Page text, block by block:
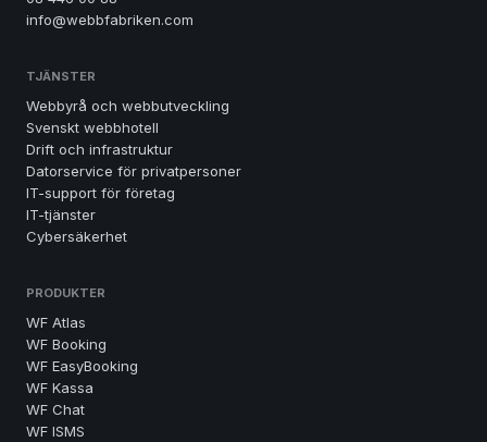
info@webbfabriken.com
TJÄNSTER
Webbyrå och webbutveckling
Svenskt webbhotell
Drift och infrastruktur
Datorservice för privatpersoner
IT-support för företag
IT-tjänster
Cybersäkerhet
PRODUKTER
WF Atlas
WF Booking
WF EasyBooking
WF Kassa
WF Chat
WF ISMS